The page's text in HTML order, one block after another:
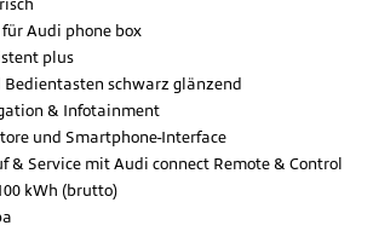
Audi phone box
plus
schwarz glänzend
& Infotainment
und Smartphone-Interface
& Service mit Audi connect Remote & Control
kWh (brutto)